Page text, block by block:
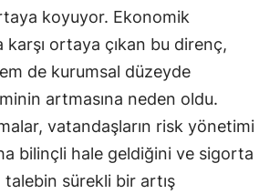
Manisa
Kahramanmaraş
Mardin
Muğla
Muş
koyuyor. Ekonomik
karşı ortaya çıkan bu direnç,
de kurumsal düzeyde
artmasına neden oldu.
vatandaşların risk yönetimi
bilinçli hale geldiğini ve sigorta
sürekli bir artış